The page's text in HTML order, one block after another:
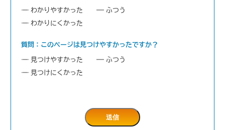
わかりやすかった
ふつう
わかりにくかった
質問：このページは見つけやすかったですか？
見つけやすかった
ふつう
見つけにくかった